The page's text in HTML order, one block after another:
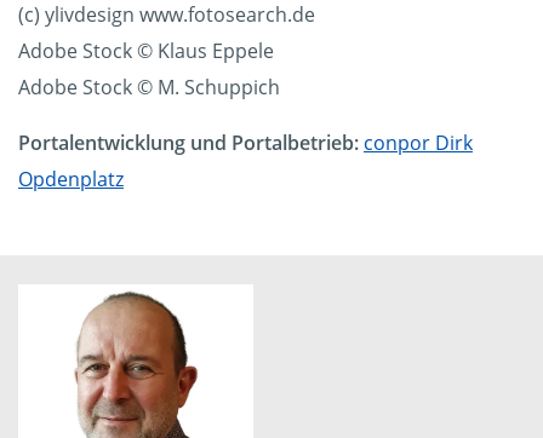
(c) ylivdesign www.fotosearch.de
Adobe Stock © Klaus Eppele
Adobe Stock © M. Schuppich
Portalentwicklung und Portalbetrieb: conpor Dirk
Opdenplatz